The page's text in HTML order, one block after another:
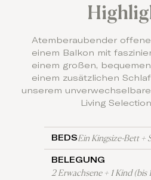
Atemberaubender
einem Balkon mit
einem großen,
einem zusätzlichen
unserem
Living
BEDSEin Kingsize-Bett +
BELEGUNG
2 Erwachsene + 1 Kind (bis